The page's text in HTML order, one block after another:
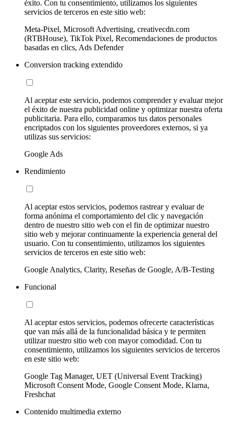
éxito. Con tu consentimiento, utilizamos los siguientes
servicios de terceros en este sitio web:
Meta-Pixel, Microsoft Advertising, creativecdn.com
(RTBHouse), TikTok Pixel, Recomendaciones de productos
basadas en clics, Ads Defender
Conversion tracking extendido
Al aceptar este servicio, podemos comprender y evaluar mejor
el éxito de nuestra publicidad online y optimizar nuestra oferta
publicitaria. Para ello, comparamos tus datos personales
encriptados con los siguientes proveedores externos, si ya
utilizas sus servicios:
Google Ads
Rendimiento
Al aceptar estos servicios, podemos rastrear y evaluar de
forma anónima el comportamiento del clic y navegación
dentro de nuestro sitio web con el fin de optimizar nuestro
sitio web y mejorar continuamente la experiencia general del
usuario. Con tu consentimiento, utilizamos los siguientes
servicios de terceros en este sitio web:
Google Analytics, Clarity, Reseñas de Google, A/B-Testing
Funcional
Al aceptar estos servicios, podemos ofrecerte características
que van más allá de la funcionalidad básica y te permiten
utilizar nuestro sitio web con mayor comodidad. Con tu
consentimiento, utilizamos los siguientes servicios de terceros
en este sitio web:
Google Tag Manager, UET (Universal Event Tracking)
Microsoft Consent Mode, Google Consent Mode, Klarna,
Freshchat
Contenido multimedia externo